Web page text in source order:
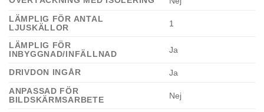
LÄMPLIG FÖR ANTAL
LJUSKÄLLOR
1
LÄMPLIG FÖR
INBYGGNAD/INFÄLLNAD
Ja
DRIVDON INGÅR
Ja
ANPASSAD FÖR
BILDSKÄRMSARBETE
Nej